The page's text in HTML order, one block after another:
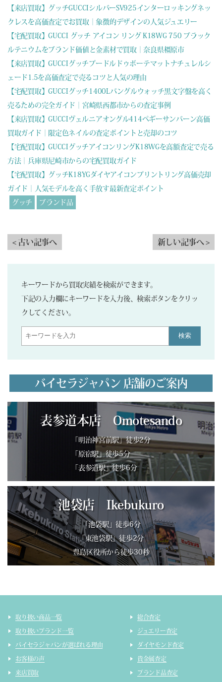
【来店買取】グッチGUCCIシルバーSV925インターロッキングネッ
クレスを高価査定でお買取｜象徴的デザインの人気ジュエリー
【宅配買取】GUCCI グッチ アイコン リング K18WG 750 ブラック
ルテニウムをブランド価値と金素材で買取｜奈良県橿原市
【来店買取】GUCCIグッチプードルドゥボーテマットナチュレルシ
ェード1.5を高価査定で売るコツと人気の理由
【宅配買取】GUCCIグッチ1400Lバングルウォッチ黒文字盤を高く
売るための完全ガイド｜宮崎県西都市からの査定事例
【来店買取】GUCCIヴェルニアオングル414ペギーサンバーン高価
買取ガイド｜限定色ネイルの査定ポイントと売却のコツ
【宅配買取】GUCCIグッチアイコンリングK18WGを高額査定で売る
方法｜兵庫県尼崎市からの宅配買取ガイド
【宅配買取】グッチK18YGダイヤアイコンプリントリング高価売却
ガイド｜人気モデルを高く手放す最新査定ポイント
グッチ
ブランド品
< 古い記事へ 新しい記事へ >
キーワードから買取実績を検索ができます。
下記の入力欄にキーワードを入力後、検索ボタンをクリッ
クしてください。
検索
バイセラジャパン 店舗のご案内
表参道本店 Omotesando
「明治神宮前駅」徒歩2分
「原宿駅」徒歩5分
「表参道駅」徒歩6分
池袋店 Ikebukuro
「池袋駅」徒歩6分
「東池袋駅」徒歩2分
豊島区役所から徒歩30秒
取り扱い商品一覧
取り扱いブランド一覧
バイセラジャパンが選ばれる理由
お客様の声
来店買取
総合査定
ジュエリー査定
ダイヤモンド査定
貴金属査定
ブランド品査定